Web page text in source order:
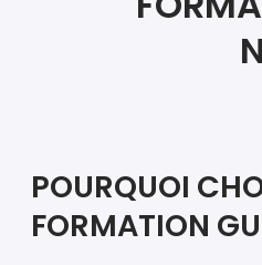
POURQUOI
FORMATION